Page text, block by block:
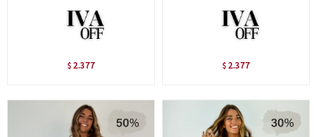
$ 2.377 $ 2.377